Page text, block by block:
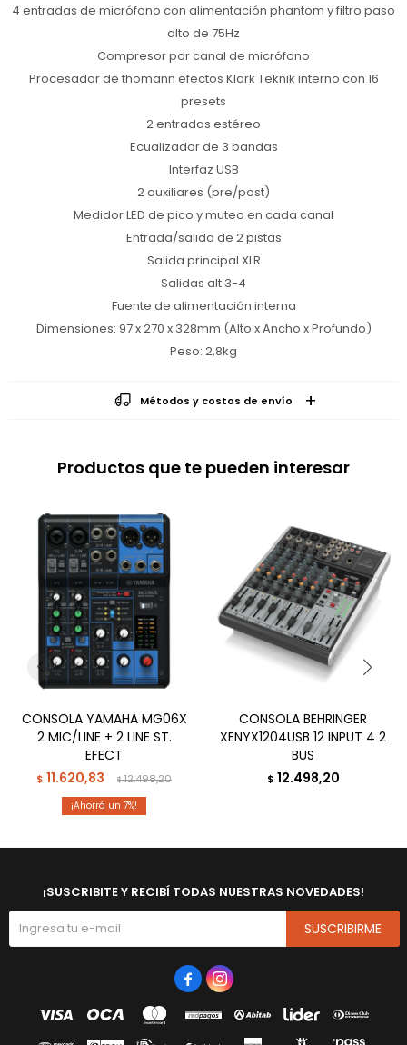
4 entradas de micrófono con alimentación phantom y filtro paso
alto de 75Hz
Compresor por canal de micrófono
Procesador de thomann efectos Klark Teknik interno con 16
presets
2 entradas estéreo
Ecualizador de 3 bandas
Interfaz USB
2 auxiliares (pre/post)
Medidor LED de pico y muteo en cada canal
Entrada/salida de 2 pistas
Salida principal XLR
Salidas alt 3-4
Fuente de alimentación interna
Dimensiones: 97 x 270 x 328mm (Alto x Ancho x Profundo)
Peso: 2,8kg
Métodos y costos de envío
Productos que te pueden interesar
CONSOLA YAMAHA MG06X
2 MIC/LINE + 2 LINE ST.
EFECT
$ 11.620,83 $12.498,20
7
CONSOLA BEHRINGER
XENYX1204USB 12 INPUT 4 2
BUS
$ 12.498,20
¡SUSCRIBITE Y RECIBÍ TODAS NUESTRAS NOVEDADES!
SUSCRIBIRME
 